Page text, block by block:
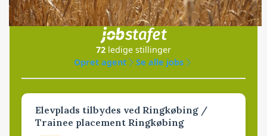
i samarbejde med
72 ledige stillinger
Opret agent
Se alle jobs
Elevplads tilbydes ved Ringkøbing /
Trainee placement Ringkøbing